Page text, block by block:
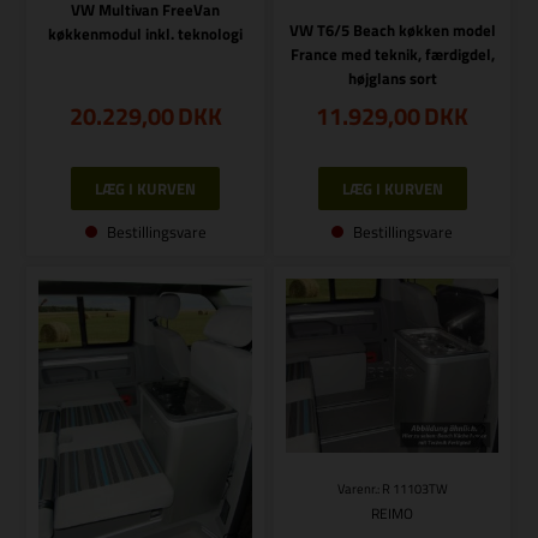
VW Multivan FreeVan
køkkenmodul inkl. teknologi
20.229,00DKK
Bestillingsvare
VW T6/5 Beach køkken model
France med teknik, færdigdel,
højglans sort
11.929,00DKK
Bestillingsvare
Varenr.: R 11103TW
REIMO